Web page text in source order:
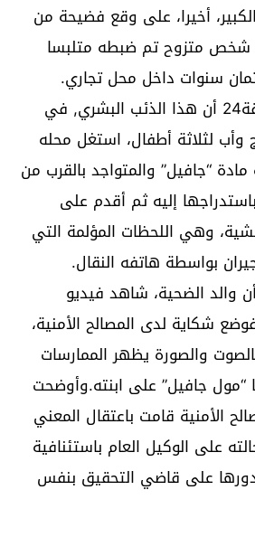
أخيرا، على وقع فضيحة من
شخص متزوح تم ضبطه متلبسا
سنوات داخل محل تجاري.
وذكرت مصادر الحقيقة24 أن هذا الذئب البشري, في
لثلاثة أطفال، استغل محله
مادة “جافيل” والمتواجد بالقرب من
إليه ثم أقدم على
وهي اللحظات المؤلمة التي
بواسطة هاتفه النقال.
والد الضحية، شاهد فيديو
شكاية لدى المصالح الأمنية،
والصورة يظهر الممارسات
“مول جافيل” على ابنته.وأوضحت
الأمنية قامت باعتقال المعني
على الوكيل العام باستئنافية
على قاضي التحقيق بنفس